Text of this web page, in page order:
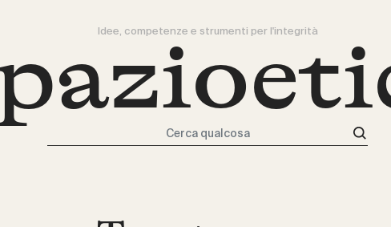
Idee, competenze e strumenti per l'integrità